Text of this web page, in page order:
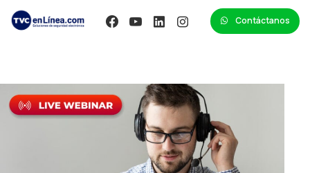
Contáctanos